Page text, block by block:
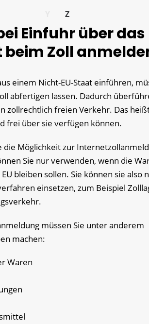
Z
Einfuhr über das
beim Zoll
einem Nicht-EU-Staat einführen,
abfertigen lassen. Dadurch
zollrechtlich freien Verkehr. Das
frei über sie verfügen können.
die Möglichkeit zur
Sie nur verwenden, wenn die
bleiben sollen. Sie können sie also
einsetzen, zum Beispiel
müssen Sie unter anderem
machen:
Waren